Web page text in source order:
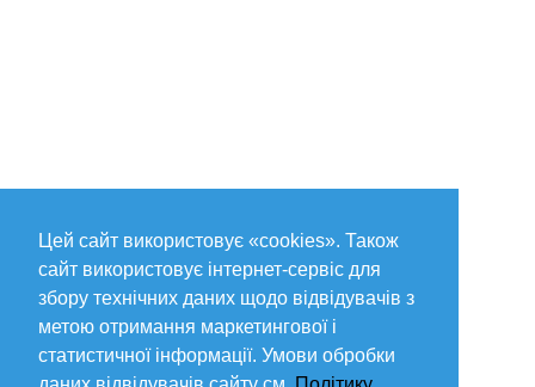
Цей сайт використовує «cookies». Також
сайт використовує інтернет-сервіс для
збору технічних даних щодо відвідувачів з
метою отримання маркетингової і
статистичної інформації. Умови обробки